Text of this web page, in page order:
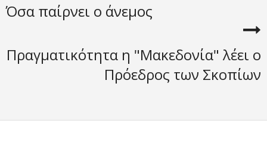
Όσα παίρνει ο άνεμος
Πραγματικότητα η "Μακεδονία" λέει ο
Πρόεδρος των Σκοπίων